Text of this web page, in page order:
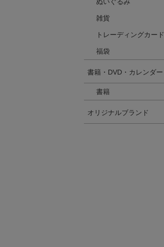
雑貨
トレーディングカード
福袋
書籍・DVD・カレンダー
書籍
オリジナルブランド